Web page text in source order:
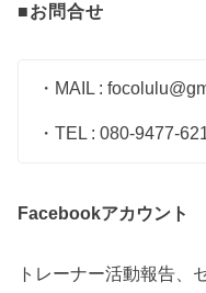
■お問合せ
・MAIL :
・TEL : 080-9477-
Facebookアカウント
トレーナー活動報告、